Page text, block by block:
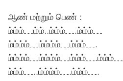
ஆண் மற்றும் பெண் :
ம்ம்ம்…ம்ம்..ம்ம்ம்….ம்ம்ம்…
ம்ம்ம்ம்…ம்ம்ம்ம்…ம்ம்ம்….
ம்ம்ம்ம்…ம்ம்ம்ம்…ம்ம்ம்….ம்ம்ம்…
ம்ம்ம்…..ம்ம்ம்ம்….ம்ம்ம்….